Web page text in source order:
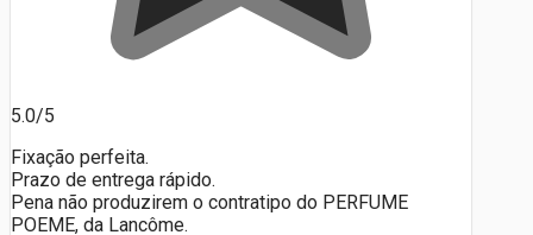
5.0/5
Fixação perfeita.
Prazo de entrega rápido.
Pena não produzirem o contratipo do PERFUME
POEME, da Lancôme.